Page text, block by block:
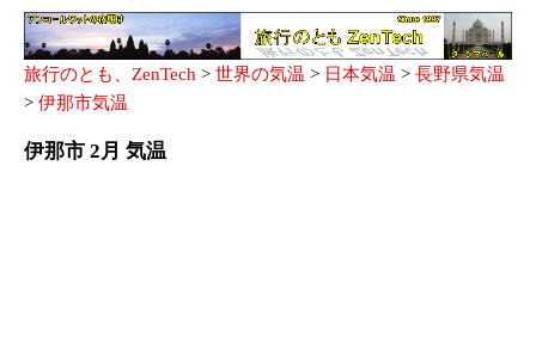
旅行のとも、ZenTech > 世界の気温 > 日本気温 > 長野県気温
> 伊那市気温
伊那市 2月 気温